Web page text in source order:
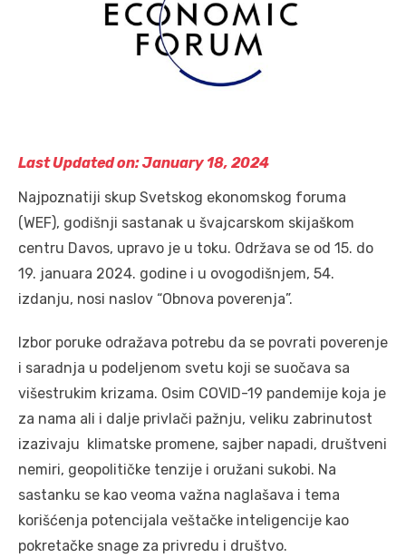
Last Updated on: January 18, 2024
Najpoznatiji skup Svetskog ekonomskog foruma
(WEF), godišnji sastanak u švajcarskom skijaškom
centru Davos, upravo je u toku. Održava se od 15. do
19. januara 2024. godine i u ovogodišnjem, 54.
izdanju, nosi naslov “Obnova poverenja”.
Izbor poruke odražava potrebu da se povrati poverenje
i saradnja u podeljenom svetu koji se suočava sa
višestrukim krizama. Osim COVID-19 pandemije koja je
za nama ali i dalje privlači pažnju, veliku zabrinutost
izazivaju klimatske promene, sajber napadi, društveni
nemiri, geopolitičke tenzije i oružani sukobi. Na
sastanku se kao veoma važna naglašava i tema
korišćenja potencijala veštačke inteligencije kao
pokretačke snage za privredu i društvo.